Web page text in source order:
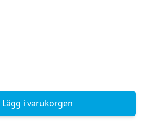
Lägg i varukorgen